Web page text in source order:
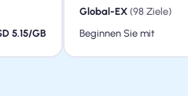
5.15/GB
Global-EX (98 Ziele)
Beginnen Sie mit